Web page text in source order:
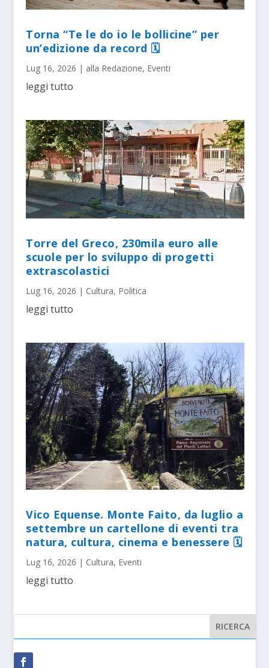
Torna “Te le do io le bollicine” per
un’edizione da record 🗓
Lug 16, 2026 | alla Redazione, Eventi
leggi tutto
Torre del Greco, 230mila euro alle
scuole per lo sviluppo di progetti
extrascolastici
Lug 16, 2026 | Cultura, Politica
leggi tutto
Vico Equense. Monte Faito, da luglio a
settembre un cartellone di eventi tra
natura, cultura, cinema e benessere 🗓
Lug 16, 2026 | Cultura, Eventi
leggi tutto